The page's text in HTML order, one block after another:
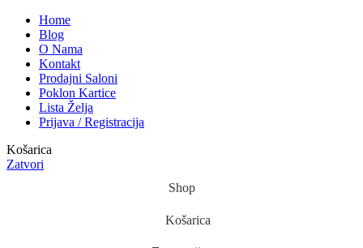
Home
Blog
O Nama
Kontakt
Prodajni Saloni
Poklon Kartice
Lista Želja
Prijava / Registracija
Košarica
Zatvori
Shop
Košarica